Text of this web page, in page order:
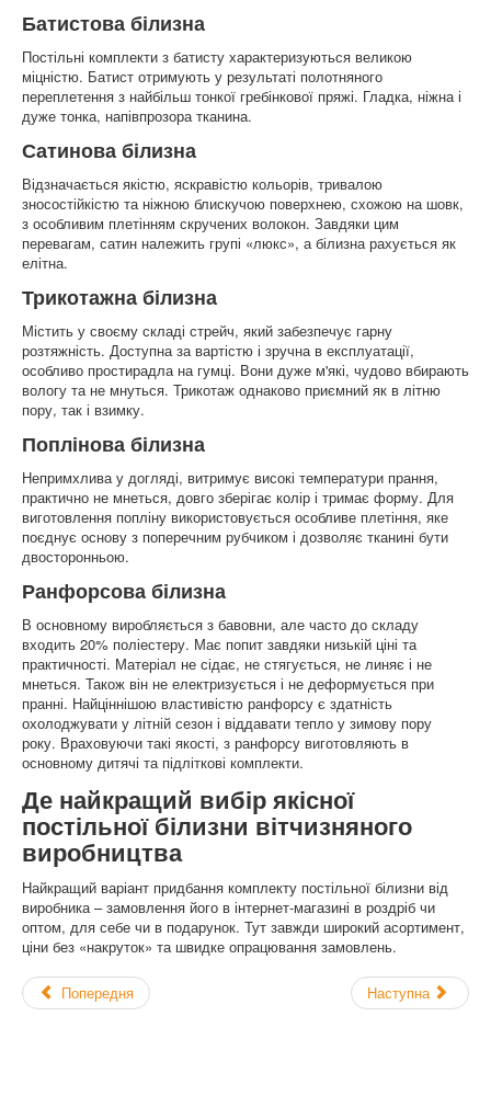
Батистова білизна
Постільні комплекти з батисту характеризуються великою
міцністю. Батист отримують у результаті полотняного
переплетення з найбільш тонкої гребінкової пряжі. Гладка, ніжна і
дуже тонка, напівпрозора тканина.
Сатинова білизна
Відзначається якістю, яскравістю кольорів, тривалою
зносостійкістю та ніжною блискучою поверхнею, схожою на шовк,
з особливим плетінням скручених волокон. Завдяки цим
перевагам, сатин належить групі «люкс», а білизна рахується як
елітна.
Трикотажна білизна
Містить у своєму складі стрейч, який забезпечує гарну
розтяжність. Доступна за вартістю і зручна в експлуатації,
особливо простирадла на гумці. Вони дуже м'які, чудово вбирають
вологу та не мнуться. Трикотаж однаково приємний як в літню
пору, так і взимку.
Поплінова білизна
Непримхлива у догляді, витримує високі температури прання,
практично не мнеться, довго зберігає колір і тримає форму. Для
виготовлення попліну використовується особливе плетіння, яке
поєднує основу з поперечним рубчиком і дозволяє тканині бути
двосторонньою.
Ранфорсова білизна
В основному виробляється з бавовни, але часто до складу
входить 20% поліестеру. Має попит завдяки низькій ціні та
практичності. Матеріал не сідає, не стягується, не линяє і не
мнеться. Також він не електризується і не деформується при
пранні. Найціннішою властивістю ранфорсу є здатність
охолоджувати у літній сезон і віддавати тепло у зимову пору
року. Враховуючи такі якості, з ранфорсу виготовляють в
основному дитячі та підліткові комплекти.
Де найкращий вибір якісної
постільної білизни вітчизняного
виробництва
Найкращий варіант придбання комплекту постільної білизни від
виробника – замовлення його в інтернет-магазині в роздріб чи
оптом, для себе чи в подарунок. Тут завжди широкий асортимент,
ціни без «накруток» та швидке опрацювання замовлень.
Попередня Наступна